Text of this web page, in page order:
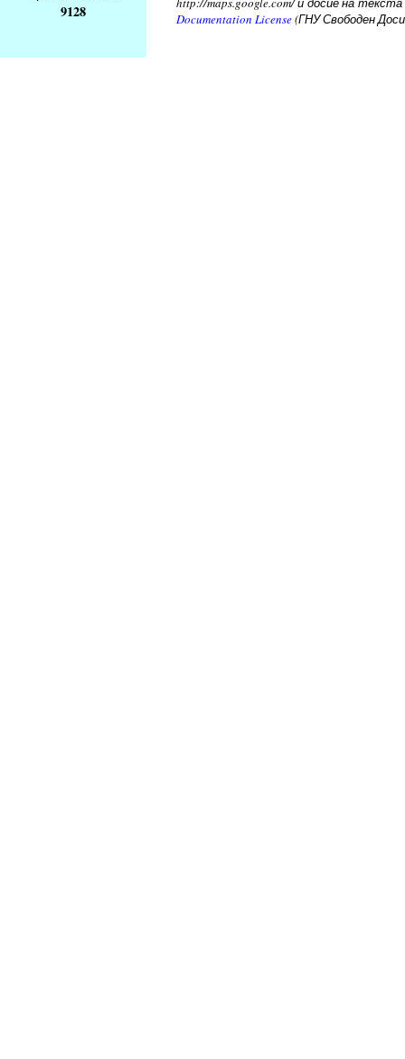
9128
Documentation License(ГНУ Свободен